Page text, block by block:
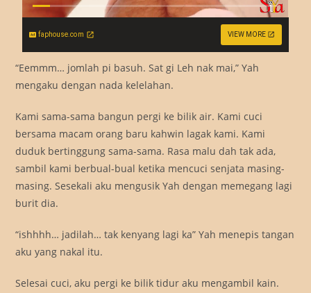
faphouse.com VIEW MORE
“Eemmm… jomlah pi basuh. Sat gi Leh nak mai,” Yah
mengaku dengan nada kelelahan.
Kami sama-sama bangun pergi ke bilik air. Kami cuci
bersama macam orang baru kahwin lagak kami. Kami
duduk bertinggung sama-sama. Rasa malu dah tak ada,
sambil kami berbual-bual ketika mencuci senjata masing-
masing. Sesekali aku mengusik Yah dengan memegang lagi
burit dia.
“ishhhh… jadilah… tak kenyang lagi ka” Yah menepis tangan
aku yang nakal itu.
Selesai cuci, aku pergi ke bilik tidur aku mengambil kain.